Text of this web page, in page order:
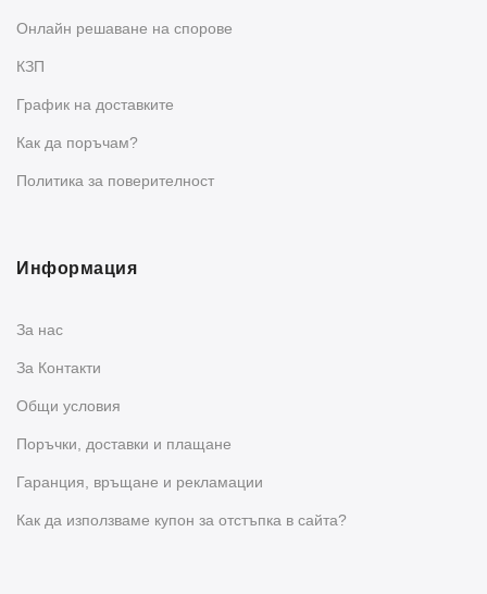
Oнлайн решаване на спорове
КЗП
График на доставките
Как да поръчам?
Политика за поверителност
Информация
За нас
За Контакти
Общи условия
Поръчки, доставки и плащане
Гаранция, връщане и рекламации
Как да използваме купон за отстъпка в сайта?